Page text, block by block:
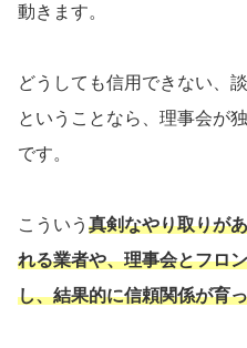
動きます。
どうしても信用できない、
ということなら、理事会が
です。
こういう 真剣なやり取りが
れる業者や、理事会とフロ
し、結果的に信頼関係が育